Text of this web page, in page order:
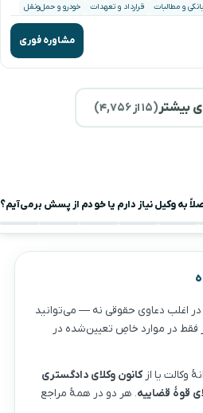
بانکی و مطالبات قرارداد و تعهدات خودرو و حمل‌ونقل
مشاوره فوری
بیشتر(۱۵از ۴,۷۵۶)
به وکیل نیاز دارم یا خودم از پسش برمی‌آیم؟
در اغلب دعاوی حقوقی نه — می‌توانید
فقط در موارد خاصِ تعیین‌شده در
وکالت یا ازکانون وکلای دادگستری
قوهٔ قضاییه. هر دو در همهٔ مراجع